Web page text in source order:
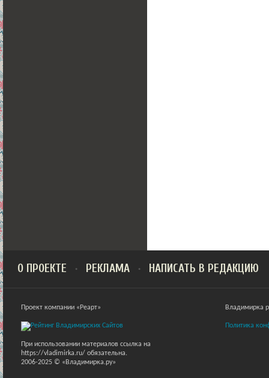
О ПРОЕКТЕ РЕКЛАМА НАПИСАТЬ В РЕДАКЦИЮ
Проект компании «Реарт»
При использовании материалов ссылка на
https://vladimirka.ru/ обязательна.
2006-2025 © «Владимирка.ру»
Владимирка
Политика